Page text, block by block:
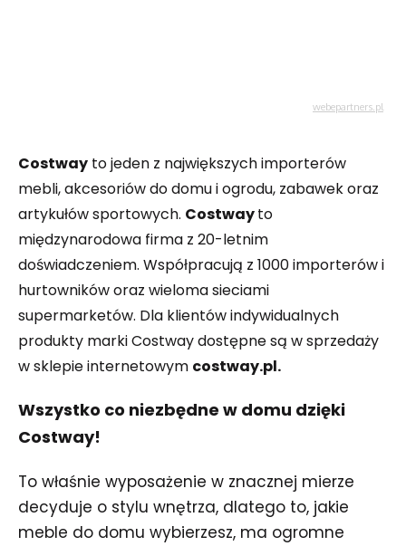
Costway to jeden z największych importerów
mebli, akcesoriów do domu i ogrodu, zabawek oraz
artykułów sportowych. Costwayto
międzynarodowa firma z 20-letnim
doświadczeniem. Współpracują z 1000 importerów i
hurtowników oraz wieloma sieciami
supermarketów. Dla klientów indywidualnych
produkty marki Costway dostępne są w sprzedaży
w sklepie internetowym costway.pl.
Wszystko co niezbędne w domu dzięki
Costway!
To właśnie wyposażenie w znacznej mierze
decyduje o stylu wnętrza, dlatego to, jakie
meble do domu wybierzesz, ma ogromne